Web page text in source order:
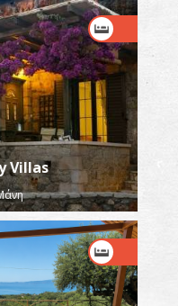
Villas